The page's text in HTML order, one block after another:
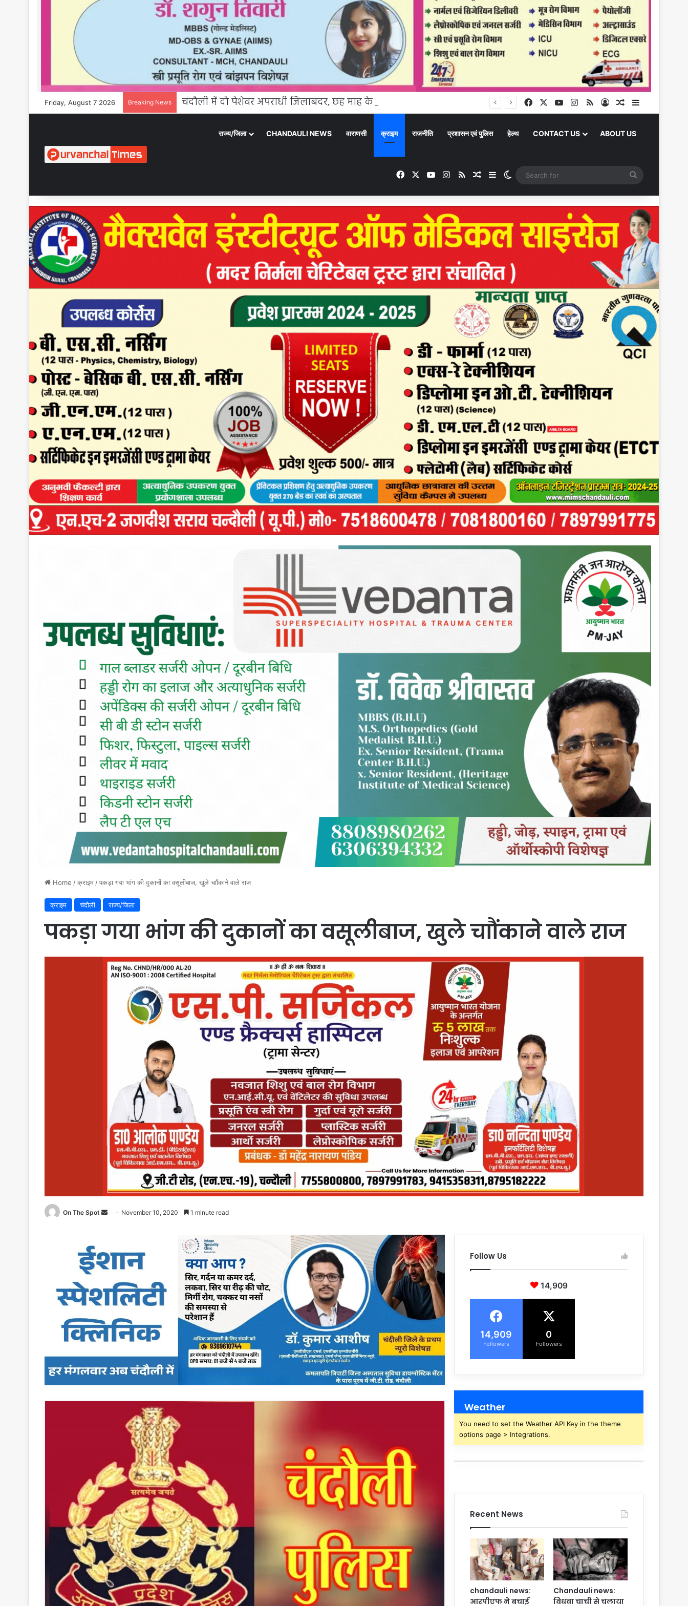
Friday, August 7 2026 Breaking News FacebookYouTubeInstagram
RSSLog InRandom Article
Sidebar
राज्य/जिला CHANDAULI NEWS वाराणसी क्राइम राजनीति प्रशासन एवं पुलिस हेल्थ CONTACT US ABOUT US
FacebookYouTubeInstagram
RSSRandom Article
SidebarSwitch skin
Home /क्राइम /पकड़ा गया भांग की दुकानों का वसूलीबाज, खुले चाौंकाने वाले राज
क्राइम चंदौली राज्य/जिला
पकड़ा गया भांग की दुकानों का वसूलीबाज, खुले चाौंकाने वाले राज
On The Spot
Send November 10, 2020 1 minute read
Follow Us
14,909
14,909
Followers
0
Followers
Weather
You need to set the Weather API Key in the theme
options page > Integrations.
Recent News
chandauli news:
आरपीएफ ने बचाई
Chandauli news:
विधवा चाची से चलाया